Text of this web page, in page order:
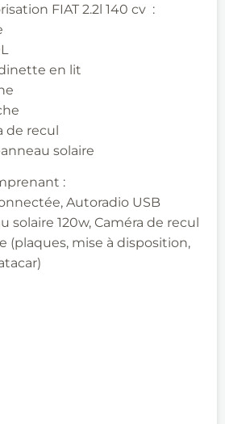
FIAT 2.2l 140 cv :
en lit
de recul
solaire
:
Autoradio USB
solaire 120w, Caméra de recul
(plaques, mise à disposition,